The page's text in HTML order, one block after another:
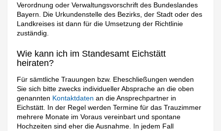
Verordnung oder Verwaltungsvorschrift des Bundeslandes
Bayern. Die Urkundenstelle des Bezirks, der Stadt oder des
Landkreises ist dann für die Umsetzung der Richtlinie
zuständig.
Wie kann ich im Standesamt Eichstätt
heiraten?
Für sämtliche Trauungen bzw. Eheschließungen wenden
Sie sich bitte zwecks individueller Absprache an die oben
genannten Kontaktdaten an die Ansprechpartner in
Eichstätt. In der Regel werden Termine für das Trauzimmer
mehrere Monate im Voraus vereinbart und spontane
Hochzeiten sind eher die Ausnahme. In jedem Fall